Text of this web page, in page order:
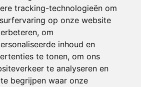
tracking-technologieën om
op onze website
om
inhoud en
te tonen, om ons
te analyseren en
begrijpen waar onze
hart